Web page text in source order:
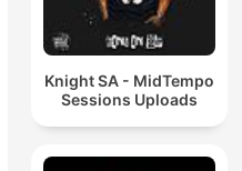
Knight SA - MidTempo
Sessions Uploads